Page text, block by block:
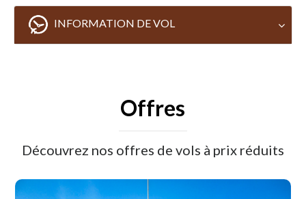
INFORMATION DE VOL
Offres
Découvrez nos offres de vols à prix réduits